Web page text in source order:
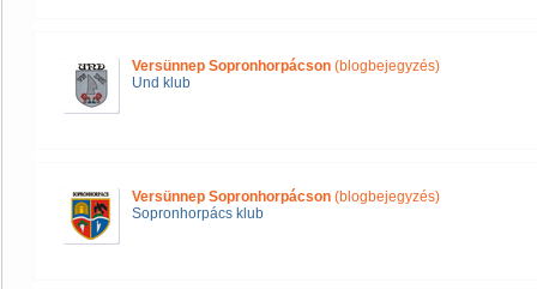
Versünnep Sopronhorpácson (blogbejegyzés)
Und klub
Versünnep Sopronhorpácson (blogbejegyzés)
Sopronhorpács klub